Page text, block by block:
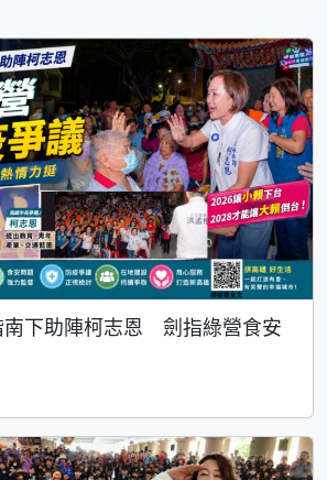
南下助陣柯志恩 劍指綠營食安